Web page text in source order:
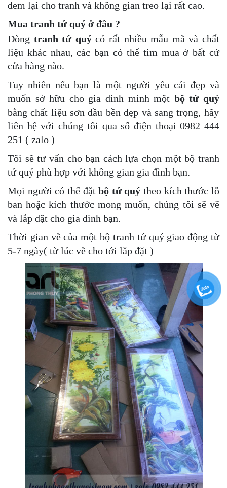
đem lại cho tranh và không gian treo lại rất cao.
Mua tranh tứ quý ở đâu ?
Dòng tranh tứ quýcó rất nhiều mẫu mã và chất
liệu khác nhau, các bạn có thể tìm mua ở bất cử
cửa hàng nào.
Tuy nhiên nếu bạn là một người yêu cái đẹp và
muốn sở hữu cho gia đình mình một bộ tứ quý
bằng chất liệu sơn dầu bền đẹp và sang trọng, hãy
liên hệ với chúng tôi qua số điện thoại 0982 444
251 ( zalo )
Tôi sẽ tư vấn cho bạn cách lựa chọn một bộ tranh
tứ quý phù hợp với không gian gia đình bạn.
Mọi người có thể đặtbộ tứ quý theo kích thước lỗ
ban hoặc kích thước mong muốn, chúng tôi sẽ vẽ
và lắp đặt cho gia đình bạn.
Thời gian vẽ của một bộ tranh tứ quý giao động từ
5-7 ngày( từ lúc vẽ cho tới lắp đặt )